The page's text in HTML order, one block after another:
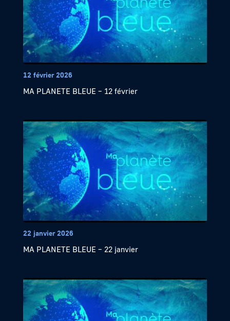
12 février 2026
MA PLANETE BLEUE – 12 février
22 janvier 2026
MA PLANETE BLEUE – 22 janvier